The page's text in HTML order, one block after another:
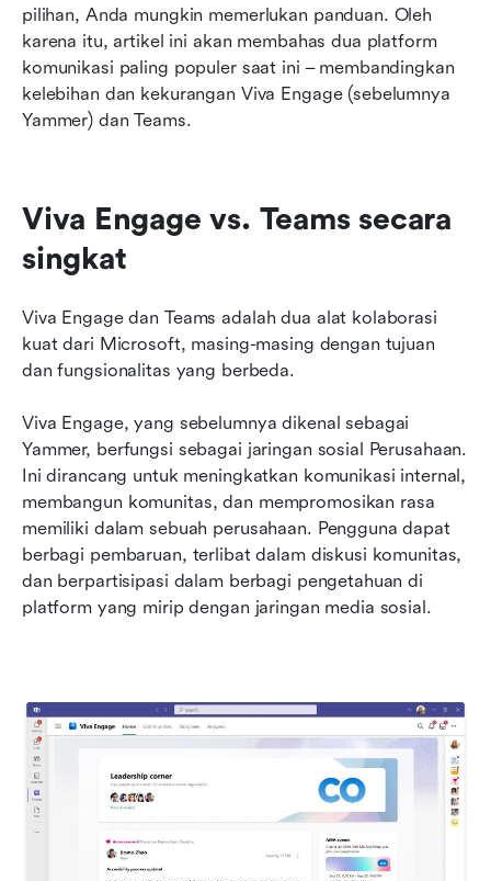
pilihan, Anda mungkin memerlukan panduan. Oleh
karena itu, artikel ini akan membahas dua platform
komunikasi paling populer saat ini – membandingkan
kelebihan dan kekurangan Viva Engage (sebelumnya
Yammer) dan Teams.
Viva Engage vs. Teams secara
singkat
Viva Engage dan Teams adalah dua alat kolaborasi
kuat dari Microsoft, masing-masing dengan tujuan
dan fungsionalitas yang berbeda.
Viva Engage, yang sebelumnya dikenal sebagai
Yammer, berfungsi sebagai jaringan sosial Perusahaan.
Ini dirancang untuk meningkatkan komunikasi internal,
membangun komunitas, dan mempromosikan rasa
memiliki dalam sebuah perusahaan. Pengguna dapat
berbagi pembaruan, terlibat dalam diskusi komunitas,
dan berpartisipasi dalam berbagi pengetahuan di
platform yang mirip dengan jaringan media sosial.